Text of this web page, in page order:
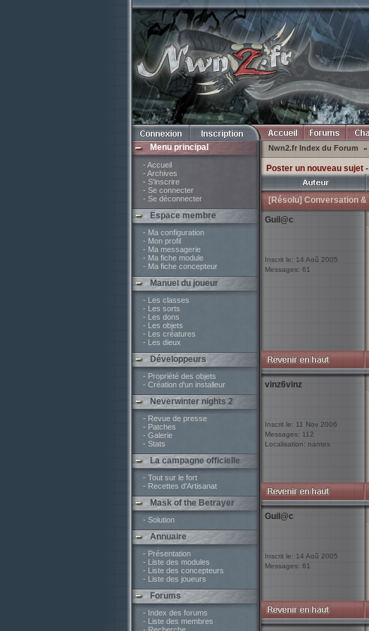
Menu principal
- Accueil
- Archives
- S'inscrire
- Se connecter
- Se déconnecter
Espace membre
- Ma configuration
- Mon profil
- Ma messagerie
- Ma fiche module
- Ma fiche concepteur
Manuel du joueur
- Les classes
- Les sorts
- Les dons
- Les objets
- Les créatures
- Les dieux
Développeurs
- Propriété des objets
- Création d'un installeur
Neverwinter nights 2
- Revue de presse
- Patches
- Galerie
- Stats
La campagne officielle
- Tout sur le fort
- Recettes d'Artisanat
Mask of the Betrayer
- Solution
Annuaire
- Présentation
- Liste des modules
- Liste des concepteurs
- Liste des joueurs
Forums
- Index des forums
- Liste des membres
Nwn2.fr Index du Forum »
Poster un nouveau sujet-
[Résolu] Conversation
Guil@c
Inscrit le: 14 Aoû 2005
Messages: 61
vinz6vinz
Inscrit le: 11 Nov 2006
Messages: 112
Localisation: nantes
Guil@c
Inscrit le: 14 Aoû 2005
Messages: 61